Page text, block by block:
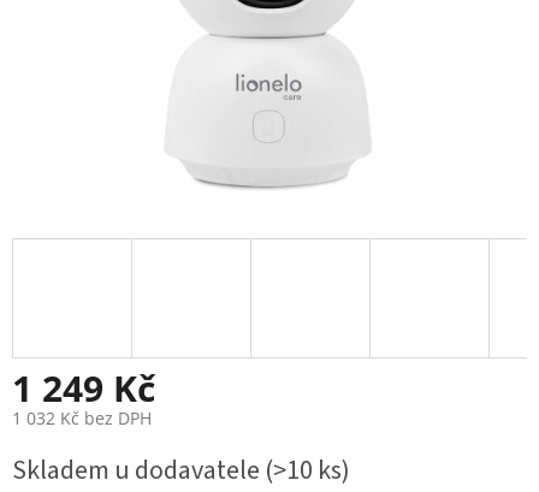
1 249 Kč
1 032 Kč bez DPH
cena:
Skladem u dodavatele (>10 ks)